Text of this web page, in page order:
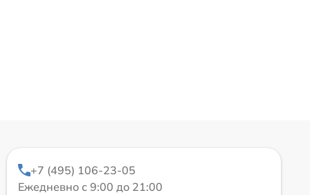
+7 (495) 106-23-05
Ежедневно с 9:00 до 21:00